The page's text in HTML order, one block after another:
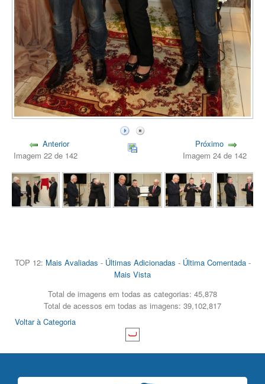
Anterior
Imagem 22 de 142
Próximo
Imagem 24 de 142
TOP 12: Mais Avaliadas - Últimas Adicionadas - Última Comentada-
Mais Vista
Total de imagens em todas as categorias: 45,878
Total de acessos em todas as imagens: 39,102,817
Voltar à Categoria